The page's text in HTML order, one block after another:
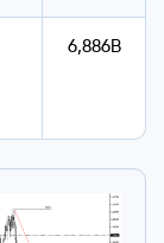
6,886B